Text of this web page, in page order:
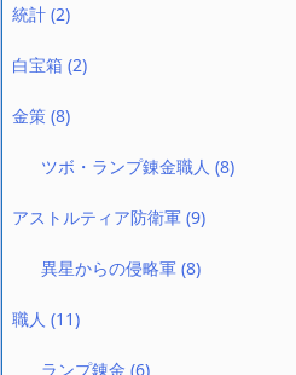
統計 (2)
白宝箱 (2)
金策 (8)
ツボ・ランプ錬金職人(8)
アストルティア防衛軍 (9)
異星からの侵略軍(8)
職人 (11)
ランプ錬金(6)